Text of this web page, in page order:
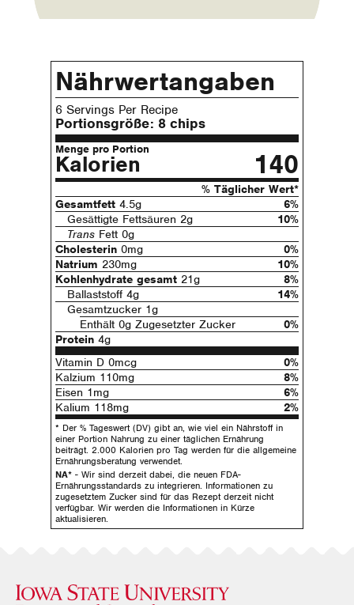
Nährwertangaben
6 Servings Per Recipe
Portionsgröße: 8 chips
Menge pro Portion
Kalorien 140
% Täglicher Wert*
Gesamtfett 4.5g
6%
Gesättigte Fettsäuren 2g
10%
Trans Fett 0g
Cholesterin 0mg
0%
Natrium 230mg
10%
Kohlenhydrate gesamt 21g
8%
Ballaststoff 4g
14%
Gesamtzucker 1g
Enthält 0g Zugesetzter Zucker
0%
Protein 4g
Vitamin D 0mcg
0%
Kalzium 110mg
8%
Eisen 1mg
6%
Kalium 118mg
2%
* Der % Tageswert (DV) gibt an, wie viel ein Nährstoff in
einer Portion Nahrung zu einer täglichen Ernährung
beiträgt. 2.000 Kalorien pro Tag werden für die allgemeine
Ernährungsberatung verwendet.
NA* - Wir sind derzeit dabei, die neuen FDA-
Ernährungsstandards zu integrieren. Informationen zu
zugesetztem Zucker sind für das Rezept derzeit nicht
verfügbar. Wir werden die Informationen in Kürze
aktualisieren.